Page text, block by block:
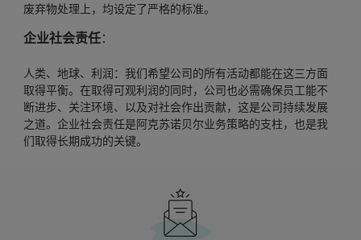
废弃物处理上，均设定了严格的标准。
企业社会责任：
人类、地球、利润：我们希望公司的所有活动都能在这三方面
取得平衡。在取得可观利润的同时，公司也必需确保员工能不
断进步、关注环境、以及对社会作出贡献，这是公司持续发展
之道。企业社会责任是阿克苏诺贝尔业务策略的支柱，也是我
们取得长期成功的关键。